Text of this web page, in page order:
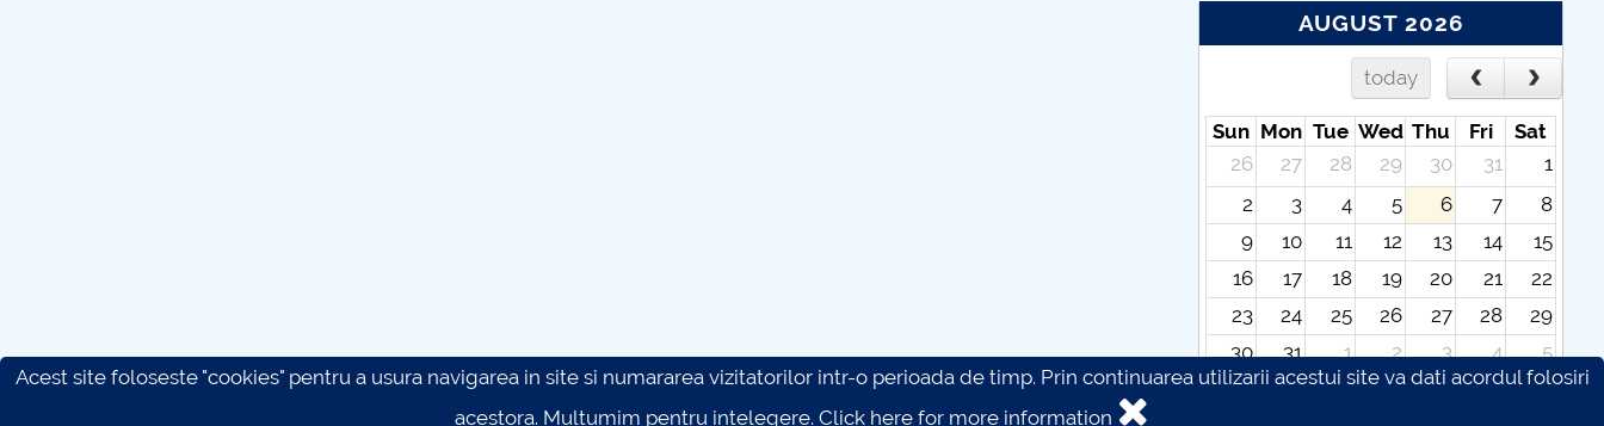
AUGUST 2026
today
Sun Mon Tue Wed Thu Fri
Sat
26
27 28 29 30 31
1
2
3 4 5 6 7
8
9
10 11 12 13 14
15
16
17 18 19 20 21
22
23
24 25 26 27 28
29
30
31 1 2 3 4
5
Acest site foloseste "cookies" pentru a usura navigarea in site si numararea vizitatorilor intr-o perioada de timp. Prin continuarea utilizarii acestui site va dati acordul folosiri
acestora. Multumim pentru intelegere. Click here for more information